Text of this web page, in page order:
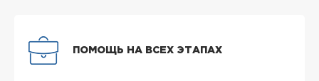
ПОМОЩЬ НА ВСЕХ ЭТАПАХ